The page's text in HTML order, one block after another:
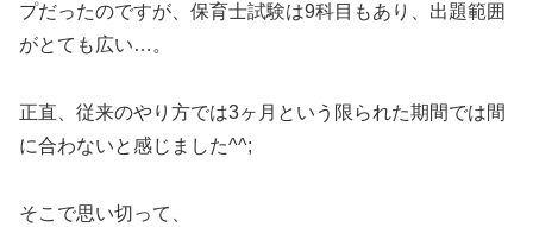
プだったのですが、保育士試験は9科目もあり、出題範囲
がとても広い…。
正直、従来のやり方では3ヶ月という限られた期間では間
に合わないと感じました^^;
そこで思い切って、